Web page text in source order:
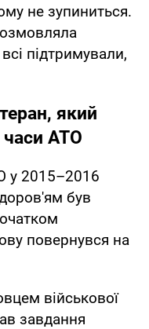
не зупиниться.
підтримували,
який
АТО
у 2015–2016
був
повернувся на
військової
завдання